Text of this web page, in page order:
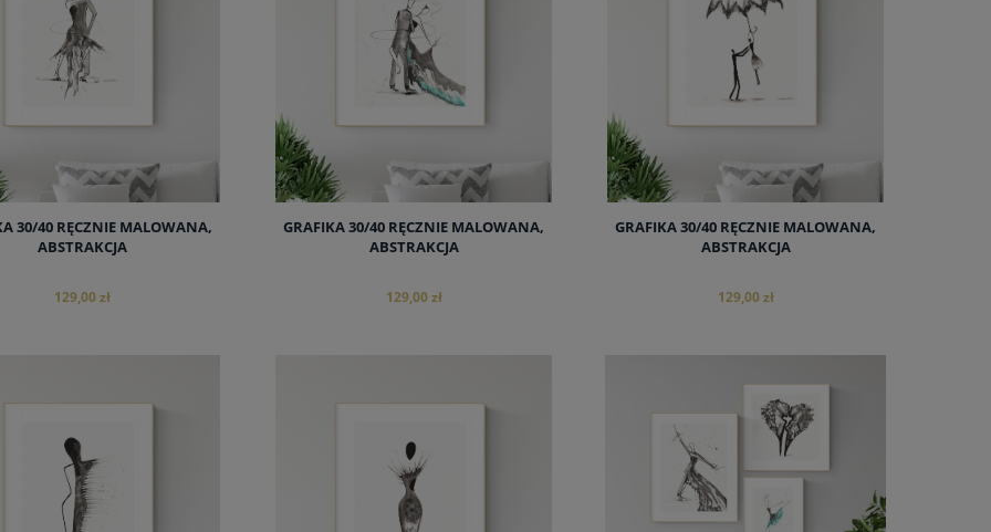
30/40 RĘCZNIE MALOWANA,
ABSTRAKCJA
129,00 zł
GRAFIKA 30/40 RĘCZNIE MALOWANA,
ABSTRAKCJA
129,00 zł
GRAFIKA 30/40 RĘCZNIE MALOWANA,
ABSTRAKCJA
129,00 zł